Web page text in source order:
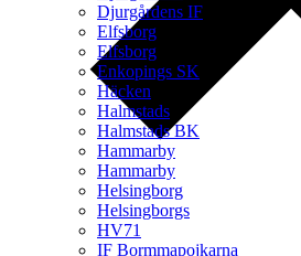
Djurgårdens IF
Elfsborg
Elfsborg
Enkopings SK
Häcken
Halmstads
Halmstads BK
Hammarby
Hammarby
Helsingborg
Helsingborgs
HV71
IF Bormmapojkarna